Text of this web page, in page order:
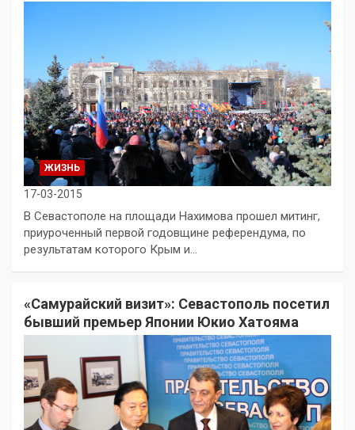
ЖИЗНЬ
17-03-2015
В Севастополе на площади Нахимова прошел митинг,
приуроченный первой годовщине референдума, по
результатам которого Крым и…
«Самурайский визит»: Севастополь посетил
бывший премьер Японии Юкио Хатояма